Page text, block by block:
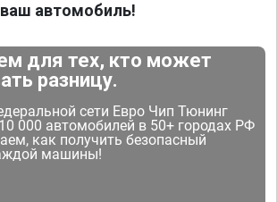
автомобиль!
для тех, кто может
разницу.
сети Евро Чип Тюнинг
000 автомобилей в 50+ городах РФ
как получить безопасный
машины!